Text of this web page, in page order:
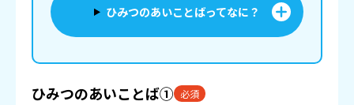
ひみつのあいことばってなに？
ひみつのあいことば① 必須